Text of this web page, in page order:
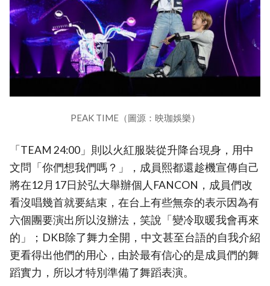
PEAK TIME（圖源：映珈娛樂）
「TEAM 24:00」則以火紅服裝從升降台現身，用中
文問「你們想我們嗎？」，成員熙都還趁機宣傳自己
將在12月17日於弘大舉辦個人FANCON，成員們改
看沒唱幾首就要結束，在台上有些無奈的表示因為有
六個團要演出所以沒辦法，笑說「變冷取暖我會再來
的」；DKB除了舞力全開，中文甚至台語的自我介紹
更看得出他們的用心，由於最有信心的是成員們的舞
蹈實力，所以才特別準備了舞蹈表演。